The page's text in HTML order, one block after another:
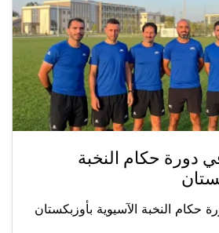
دورة حكام النخبة
حكام النخبة الآسيوية بأوزبكستان